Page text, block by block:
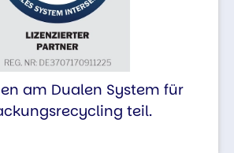
am Dualen System für
teil.